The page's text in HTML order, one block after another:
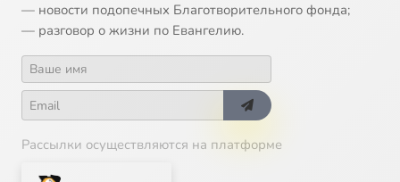
— новости подопечных Благотворительного фонда;
— разговор о жизни по Евангелию.
Рассылки осуществляются на платформе